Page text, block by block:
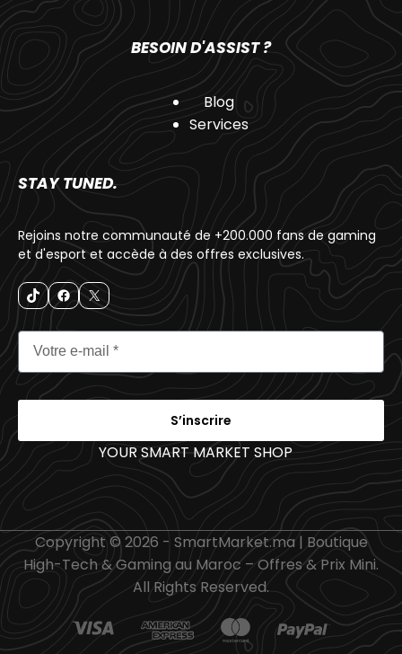
BESOIN D'ASSIST ?
Blog
Services
STAY TUNED.
Rejoins notre communauté de +200.000 fans de gaming
et d'esport et accède à des offres exclusives.
S’inscrire
YOUR SMART MARKET SHOP _
Copyright © 2026 - SmartMarket.ma | Boutique
High-Tech & Gaming au Maroc – Offres & Prix Mini.
All Rights Reserved.